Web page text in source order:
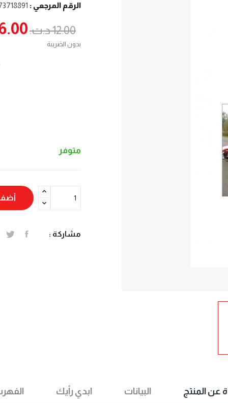
الرقم المرجعي :
12.00 د.ت.‏ 6.00
بدون الضريبة
متوفر
مشاركة :
عن المنتج البيانات ابدي رأيك